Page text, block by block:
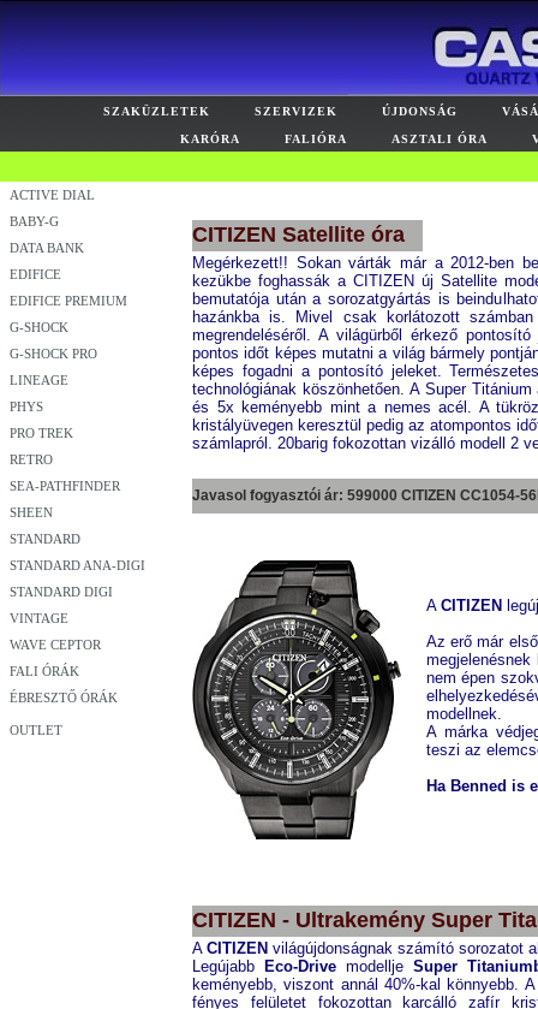
SZAKÜZLETEK SZERVIZEK ÚJDONSÁG
KARÓRA FALIÓRA ASZTALI ÓRA
ACTIVE DIAL
BABY-G
DATA BANK
EDIFICE
EDIFICE PREMIUM
G-SHOCK
G-SHOCK PRO
LINEAGE
PHYS
PRO TREK
RETRO
SEA-PATHFINDER
SHEEN
STANDARD
STANDARD ANA-DIGI
STANDARD DIGI
VINTAGE
WAVE CEPTOR
FALI ÓRÁK
ÉBRESZTŐ ÓRÁK
OUTLET
CITIZEN Satellite óra
Megérkezett!! Sokan várták már a 2012-ben
kezükbe foghassák a CITIZEN új Satellite
bemutatója után a sorozatgyártás is
hazánkba is. Mivel csak korlátozott
megrendeléséről. A világürből érkező
pontos időt képes mutatni a világ bármely
képes fogadni a pontosító jeleket.
technológiának köszönhetően. A Super
és 5x keményebb mint a nemes acél. A
kristályüvegen keresztül pedig az atompontos
számlapról. 20barig fokozottan vizálló
Javasol fogyasztói ár: 599000 CITIZEN CC1054-
A CITIZEN
Az erő már
nem épen
modellnek.
A márka
teszi az
Ha Benned is
CITIZEN - Ultrakemény Super
A CITIZEN világújdonságnak számító sorozatot
Legújabb
Eco-Drive modelljeSuper
keményebb, viszont annál 40%-kal könnyebb.
fényes felületet fokozottan karcálló zafír